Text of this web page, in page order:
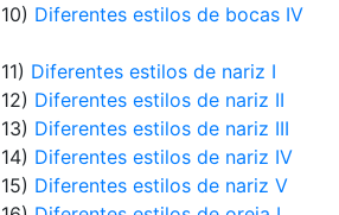
10) Diferentes estilos de bocas IV
11) Diferentes estilos de nariz I
12) Diferentes estilos de nariz II
13) Diferentes estilos de nariz III
14) Diferentes estilos de nariz IV
15) Diferentes estilos de nariz V